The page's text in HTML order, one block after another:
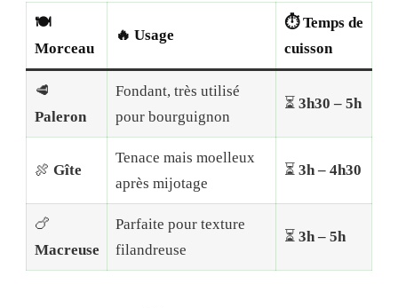
🍽️
Morceau
🔥 Usage
⏱️Temps de
cuisson
🥩
Paleron
Fondant, très utilisé
pour bourguignon
⏳ 3h30 – 5h
🍖 Gîte
Tenace mais moelleux
après mijotage
⏳ 3h – 4h30
🍗
Macreuse
Parfaite pour texture
filandreuse
⏳ 3h – 5h